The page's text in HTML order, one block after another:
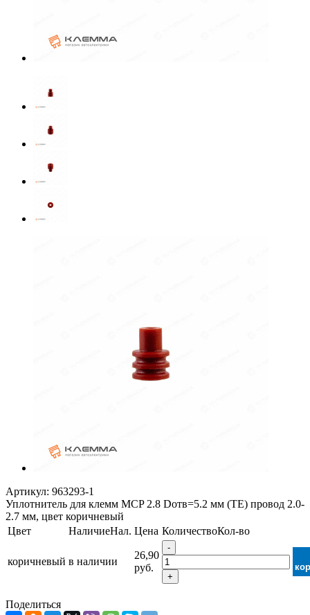
Артикул: 963293-1
Уплотнитель для клемм MCP 2.8 Dотв=5.2 мм (TE) провод 2.0-
2.7 мм, цвет коричневый
Цвет
НаличиеНал. Цена КоличествоКол-во
коричневый в наличии
26,90
руб.
-
+
Поделиться